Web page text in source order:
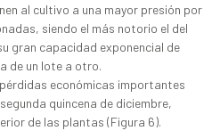
al cultivo a una mayor presión por
siendo el más notorio el del
gran capacidad exponencial de
de un lote a otro.
económicas importantes
quincena de diciembre,
de las plantas (Figura 6).